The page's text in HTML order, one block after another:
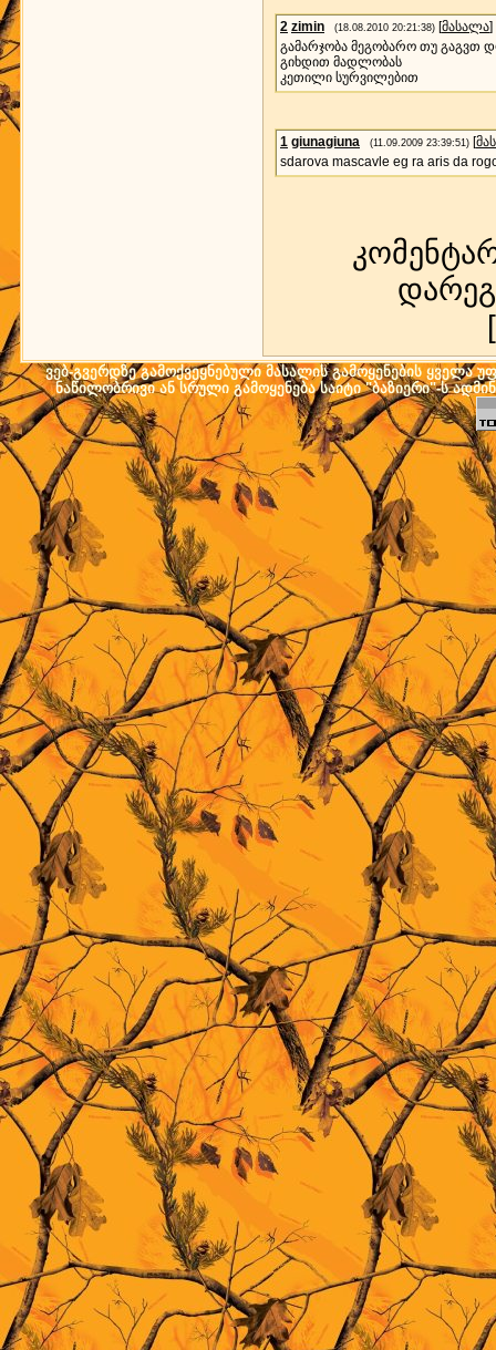
2 zimin (18.08.2010 20:21:38) [მასალა]
გამარჯობა მეგობარო თუ გაგვთ
გიხდით მადლობას
კეთილი სურვილებით
1 giunagiuna (11.09.2009 23:39:51) [
sdarova mascavle eg ra aris da
ვებ-გვერდზე გამოქვეყნებული მასალის გამოყენების ყველა
ნაწილობრივი ან სრული გამოყენება საიტი "ბაზიერი"-ს